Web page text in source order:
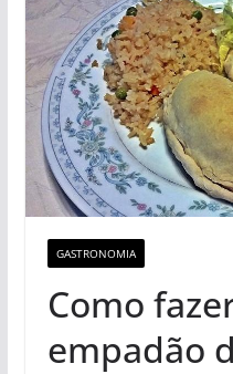
GASTRONOMIA
Como
empadão